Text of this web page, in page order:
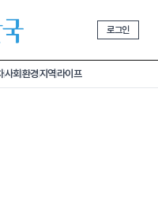
로그인
사회환경지역라이프